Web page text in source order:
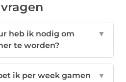
heb ik nodig om
te worden?
▼
ik per week gamen
▼